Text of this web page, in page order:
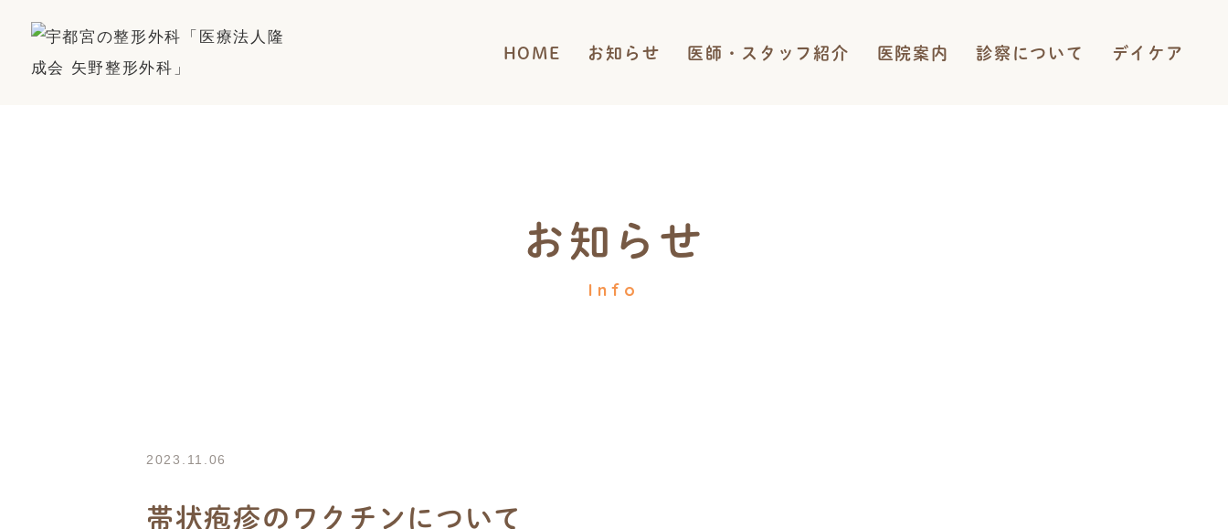
HOME お知らせ 医師・スタッフ紹介 医院案内 診察について デイケア
お知らせ
Info
2023.11.06
帯状疱疹のワクチンについて